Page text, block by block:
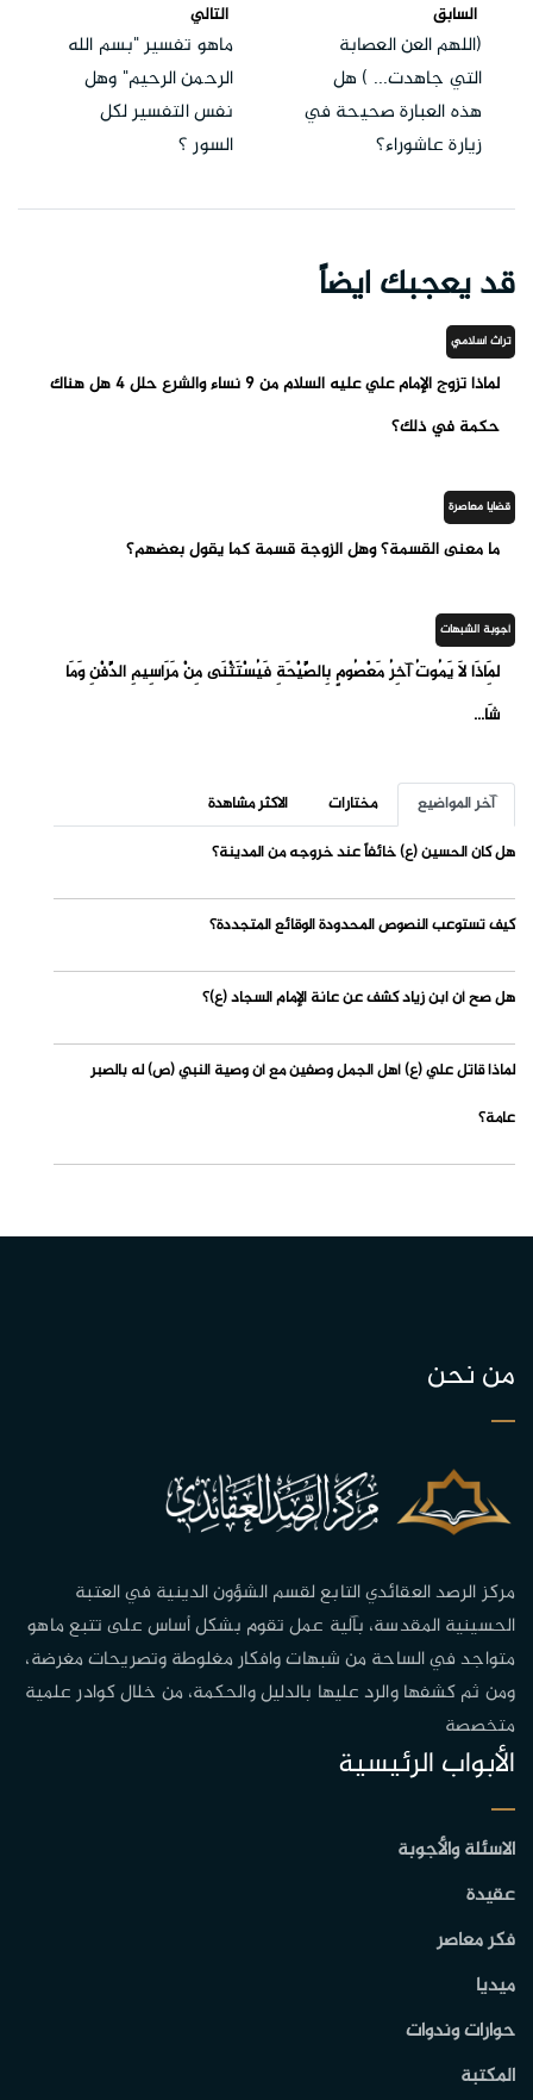
السابق
(اللهم العن العصابة
التي جاهدت... ) هل
هذه العبارة صحيحة في
زيارة عاشوراء؟
التالي
ماهو تفسير "بسم الله
الرحمن الرحيم" وهل
نفس التفسير لكل
السور ؟
قد يعجبك ايضاً
تراث اسلامي
لماذا تزوج الإمام علي عليه السلام من 9 نساء والشرع حلل 4 هل هناك
حكمة في ذلك؟
قضايا معاصرة
ما معنى القسمة؟ وهل الزوجة قسمة كما يقول بعضهم؟
أجوبة الشبهات
لِمَاذَا لَا يَمُوتُ آخِرُ مَعْصُومٍ بِالصَّيْحَةِ فَيُسْتَثْنَى مِنْ مَرَاسِيمِ الدَّفْنِ وَمَا
شَا...
آخر المواضيع مختارات
الاكثر مشاهدة
هل كان الحسين (ع) خائفاً عند خروجه من المدينة؟
كيف تستوعب النصوص المحدودة الوقائع المتجددة؟
هل صح أن ابن زياد كشف عن عانة الإمام السجاد (ع)؟
لماذا قاتل علي (ع) أهل الجمل وصفين مع أن وصية النبي (ص) له بالصبر
عامة؟
من نحن
مركز الرصد العقائدي التابع لقسم الشؤون الدينية في العتبة
الحسينية المقدسة، بآلية عمل تقوم بشكل أساس على تتبع ماهو
متواجد في الساحة من شبهات وافكار مغلوطة وتصريحات مغرضة،
ومن ثم كشفها والرد عليها بالدليل والحكمة، من خلال كوادر علمية
متخصصة
الأبواب الرئيسية
الاسئلة والأجوبة
عقيدة
فكر معاصر
ميديا
حوارات وندوات
المكتبة